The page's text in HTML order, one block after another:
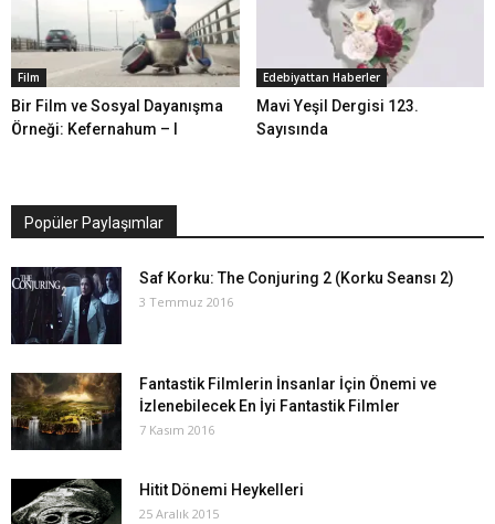
Film
Bir Film ve Sosyal Dayanışma
Örneği: Kefernahum – I
Edebiyattan Haberler
Mavi Yeşil Dergisi 123.
Sayısında
Popüler Paylaşımlar
Saf Korku: The Conjuring 2 (Korku Seansı 2)
3 Temmuz 2016
Fantastik Filmlerin İnsanlar İçin Önemi ve
İzlenebilecek En İyi Fantastik Filmler
7 Kasım 2016
Hitit Dönemi Heykelleri
25 Aralık 2015